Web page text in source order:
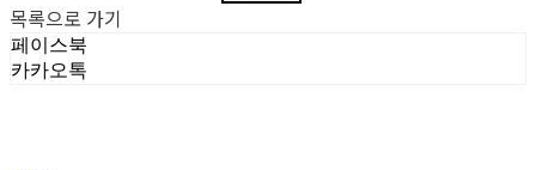
목록으로 가기
페이스북
카카오톡